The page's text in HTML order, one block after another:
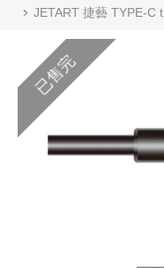
JETART 捷藝 TYPE-C to Micro USB 極速傳輸線 CAC1300 香檳金 1.2 m
已售完